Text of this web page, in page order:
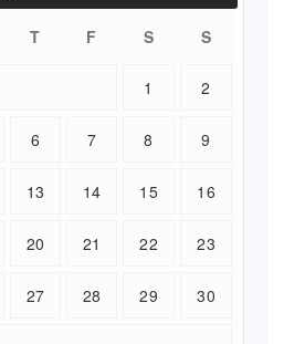
T F S S
1 2
6 7 8 9
13 14 15 16
20 21 22 23
27 28 29 30